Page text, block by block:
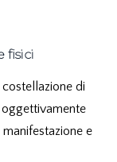
fisici
costellazione di
e